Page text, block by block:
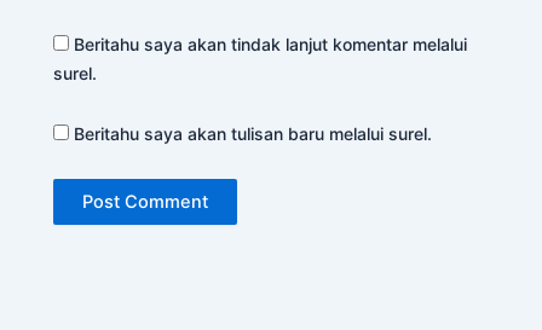
Beritahu saya akan tindak lanjut komentar melalui
surel.
Beritahu saya akan tulisan baru melalui surel.